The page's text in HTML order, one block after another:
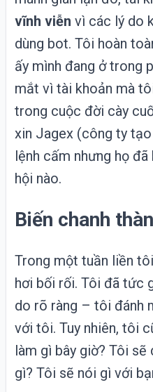
vĩnh viễn vì các lý do
dùng bot. Tôi hoàn
ấy mình đang ở trong
mắt vì tài khoản mà
trong cuộc đời cày
xin Jagex (công ty
lệnh cấm nhưng họ
hội nào.
Biến chanh
Trong một tuần liền
hơi bối rối. Tôi đã tức
do rõ ràng – tôi đánh
với tôi. Tuy nhiên, tôi
làm gì bây giờ? Tôi sẽ
gì? Tôi sẽ nói gì với